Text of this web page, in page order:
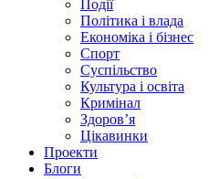
Події
Політика і влада
Економіка і бізнес
Спорт
Суспільство
Культура і освіта
Кримінал
Здоров’я
Цікавинки
Проекти
Блоги